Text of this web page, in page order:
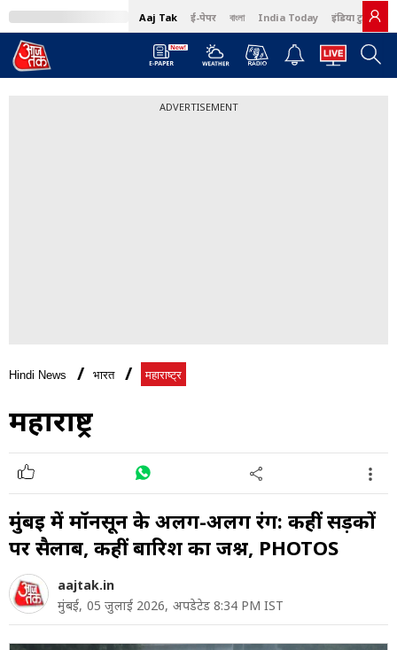
Aaj Tak ई-पेपर বাংলা India Today इंडिया टुडे हिंदी
ADVERTISEMENT
Hindi News भारत महाराष्ट्र
महाराष्ट्र
मुंबई में मॉनसून के अलग-अलग रंग: कहीं सड़कों
पर सैलाब, कहीं बारिश का जश्न, PHOTOS
aajtak.in
मुंबई, 05 जुलाई 2026, अपडेटेड 8:34 PM IST